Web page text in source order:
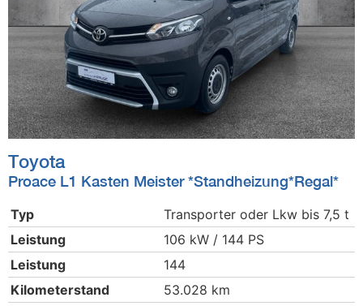
Toyota
Proace L1 Kasten Meister *Standheizung*Regal*
Typ
Transporter oder Lkw bis 7,5 t
Leistung
106 kW / 144 PS
Leistung
144
Kilometerstand
53.028 km